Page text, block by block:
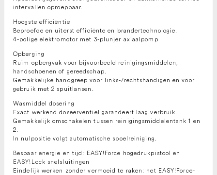
intervallen oproepbaar.
Hoogste efficiëntie
Beproefde en uiterst efficiënte en brandertechnologie.
4-polige elektromotor met 3-plunjer axiaalpomp
Opberging
Ruim opbergvak voor bijvoorbeeld reinigingsmiddelen,
handschoenen of gereedschap.
Gemakkelijke handgreep voor links-/rechtshandigen en voor
gebruik met 2 spuitlansen.
Wasmiddel dosering
Exact werkend doseerventiel garandeert laag verbruik.
Gemakkelijk omschakelen tussen reinigingsmiddelentank 1 en
2.
In nulpositie volgt automatische spoelreiniging.
Bespaar energie en tijd: EASY!Force hogedrukpistool en
EASY!Lock snelsluitingen
Eindelijk werken zonder vermoeid te raken: het EASY!Force-